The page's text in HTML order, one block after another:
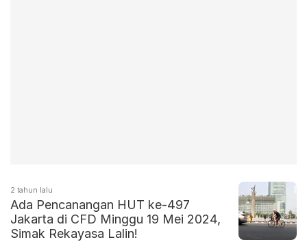
2 tahun lalu
Ada Pencanangan HUT ke-497
Jakarta di CFD Minggu 19 Mei 2024,
Simak Rekayasa Lalin!